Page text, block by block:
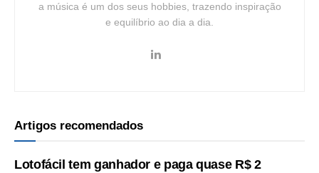
a música é um dos seus hobbies, trazendo inspiração
e equilíbrio ao dia a dia.
Artigos recomendados
Lotofácil tem ganhador e paga quase R$ 2